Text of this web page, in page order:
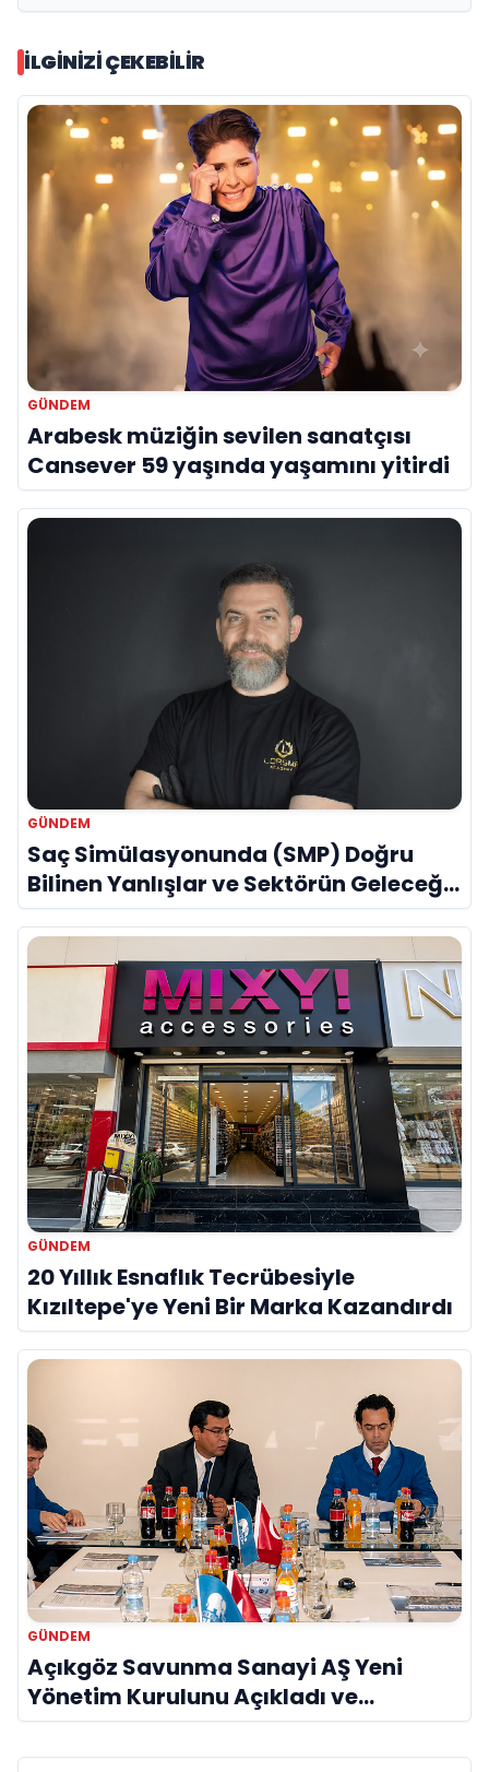
İLGINIZI ÇEKEBILIR
GÜNDEM
Arabesk müziğin sevilen sanatçısı
Cansever 59 yaşında yaşamını yitirdi
GÜNDEM
Saç Simülasyonunda (SMP) Doğru
Bilinen Yanlışlar ve Sektörün Geleceği:
Onur Akdeniz ile Özel Röportaj
GÜNDEM
20 Yıllık Esnaflık Tecrübesiyle
Kızıltepe'ye Yeni Bir Marka Kazandırdı
GÜNDEM
Açıkgöz Savunma Sanayi AŞ Yeni
Yönetim Kurulunu Açıkladı ve
Savunma Sanayinde Küresel Vizyon
Vurgusu